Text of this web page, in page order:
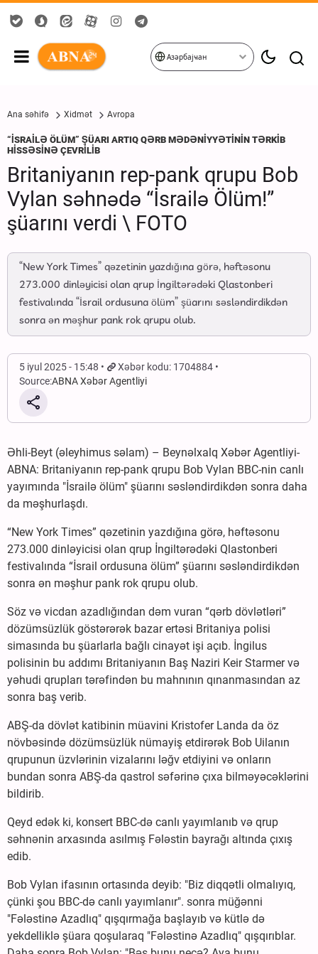
Азәрбајҹан
Ana səhifə Xidmət Avropa
“İSRAİLƏ ÖLÜM” ŞÜARI ARTIQ QƏRB MƏDƏNİYYƏTİNİN TƏRKİB
HİSSƏSİNƏ ÇEVRİLİB
Britaniyanın rep-pank qrupu Bob
Vylan səhnədə “İsrailə Ölüm!”
şüarını verdi \ FOTO
“New York Times” qəzetinin yazdığına görə, həftəsonu
273.000 dinləyicisi olan qrup İngiltərədəki Qlastonberi
festivalında “İsrail ordusuna ölüm” şüarını səsləndirdikdən
sonra ən məşhur pank rok qrupu olub.
5 iyul 2025 - 15:48
Xəbər kodu: 1704884
Source:ABNA Xəbər Agentliyi
Əhli-Beyt (əleyhimus səlam) – Beynəlxalq Xəbər Agentliyi-
ABNA: Britaniyanın rep-pank qrupu Bob Vylan BBC-nin canlı
yayımında "İsrailə ölüm" şüarını səsləndirdikdən sonra daha
da məşhurlaşdı.
“New York Times” qəzetinin yazdığına görə, həftəsonu
273.000 dinləyicisi olan qrup İngiltərədəki Qlastonberi
festivalında “İsrail ordusuna ölüm” şüarını səsləndirdikdən
sonra ən məşhur pank rok qrupu olub.
Söz və vicdan azadlığından dəm vuran “qərb dövlətləri”
dözümsüzlük göstərərək bazar ertəsi Britaniya polisi
simasında bu şüarlarla bağlı cinayət işi açıb. İngilus
polisinin bu addımı Britaniyanın Baş Naziri Keir Starmer və
yəhudi qrupları tərəfindən bu mahnının qınanmasından az
sonra baş verib.
ABŞ-da dövlət katibinin müavini Kristofer Landa da öz
növbəsində dözümsüzlük nümayiş etdirərək Bob Uilanın
qrupunun üzvlərinin vizalarını ləğv etdiyini və onların
bundan sonra ABŞ-da qastrol səfərinə çıxa bilməyəcəklərini
bildirib.
Qeyd edək ki, konsert BBC-də canlı yayımlanıb və qrup
səhnənin arxasında asılmış Fələstin bayrağı altında çıxış
edib.
Bob Vylan ifasının ortasında deyib: "Biz diqqətli olmalıyıq,
çünki şou BBC-də canlı yayımlanır". sonra müğənni
"Fələstinə Azadlıq" qışqırmağa başlayıb və kütlə də
yekdelliklə şüara qoşularaq "Fələstinə Azadlıq" qışqırıblar.